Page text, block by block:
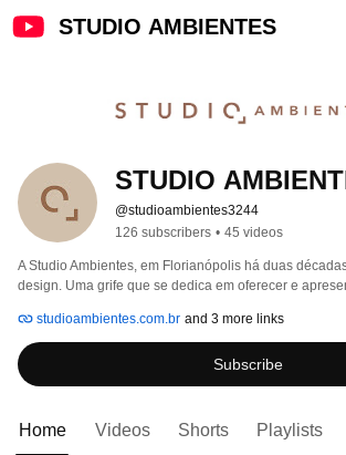
STUDIO AMBIENTES
STUDIO
@studioambientes3244
126 subscribers • 45 videos
A Studio Ambientes, em Florianópolis há duas
design. Uma grife que se dedica em oferecer e
um vínculo de satisfação. A proposta de repensar o
objeto de conforto e bem-estar esteve sempre aliada
primoroso e à qualidade excepcional.
studioambientes.com.br and 3 more links
Subscribe
Home Videos Shorts Playlists